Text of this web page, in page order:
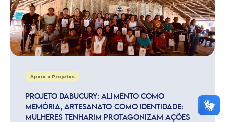
Apoio a Projetos
PROJETO DABUCURY: ALIMENTO COMO
MEMÓRIA, ARTESANATO COMO IDENTIDADE:
MULHERES TENHARIM PROTAGONIZAM AÇÕES